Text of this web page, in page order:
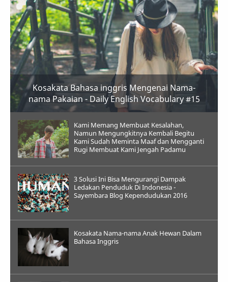
Kosakata Bahasa inggris Mengenai Nama-
nama Pakaian - Daily English Vocabulary #15
Kami Memang Membuat Kesalahan,
Namun Mengungkitnya Kembali Begitu
Kami Sudah Meminta Maaf dan Mengganti
Rugi Membuat Kami Jengah Padamu
3 Solusi Ini Bisa Mengurangi Dampak
Ledakan Penduduk Di Indonesia -
Sayembara Blog Kependudukan 2016
Kosakata Nama-nama Anak Hewan Dalam
Bahasa Inggris